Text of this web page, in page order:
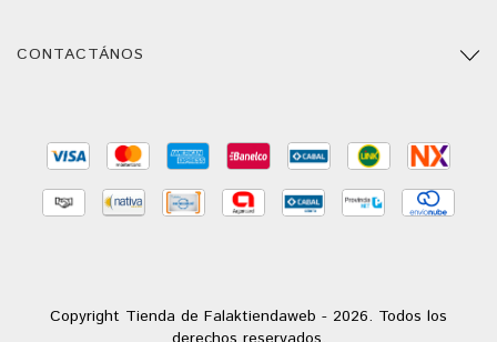
CONTACTÁNOS
Copyright Tienda de Falaktiendaweb - 2026. Todos los